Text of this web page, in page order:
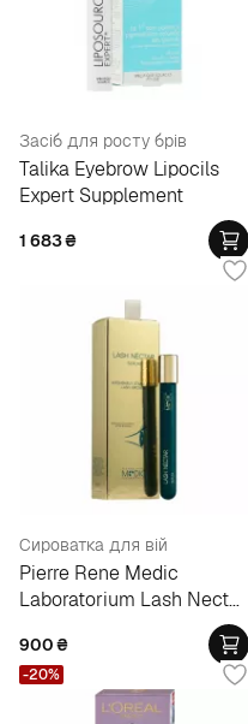
Засіб для росту брів
Talika Eyebrow Lipocils
Expert Supplement
1 683₴
Сироватка для вій
Pierre Rene Medic
Laboratorium Lash Nectar
900₴
-20%